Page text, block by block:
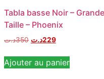
Tabla basse Noir – Grande
Taille – Phoenix
350د.ت 229د.ت
Ajouter au panier